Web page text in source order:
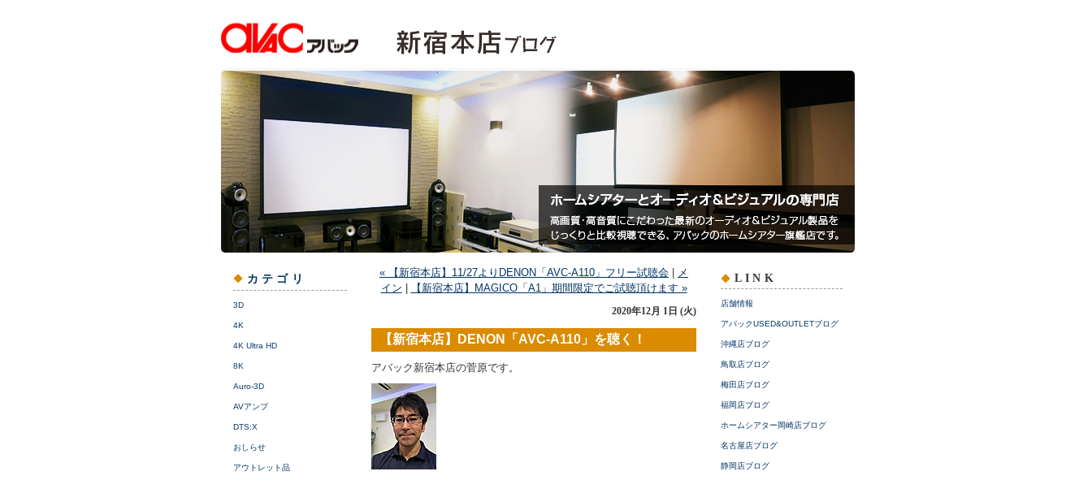
カテゴリ
3D
4K
4K Ultra HD
8K
Auro-3D
AVアンプ
DTS:X
おしらせ
アウトレット品
« 【新宿本店】11/27よりDENON「AVC-A110」フリー試聴会
メ
イン
【新宿本店】MAGICO「A1」期間限定でご試聴頂けます »
2020年12月 1日 (火)
【新宿本店】DENON「AVC-A110」を聴く！
アバック新宿本店の菅原です。
LINK
店舗情報
アバックUSED&OUTLETブログ
沖縄店ブログ
鳥取店ブログ
梅田店ブログ
福岡店ブログ
ホームシアター岡崎店ブログ
名古屋店ブログ
静岡店ブログ